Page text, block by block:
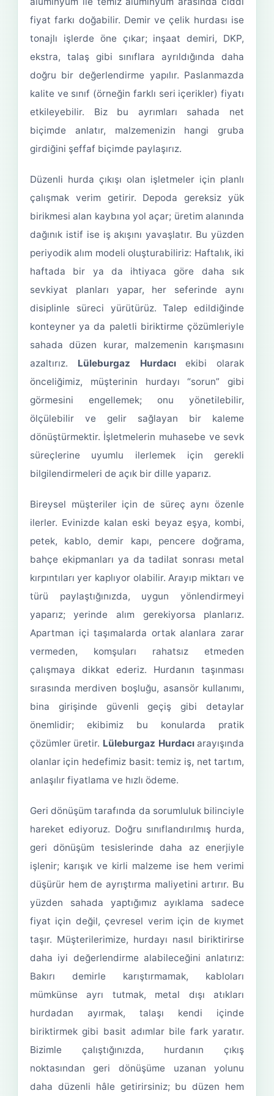
fiyat farkı doğabilir. Demir ve çelik hurdası ise
tonajlı işlerde öne çıkar; inşaat demiri, DKP,
ekstra, talaş gibi sınıflara ayrıldığında daha
doğru bir değerlendirme yapılır. Paslanmazda
kalite ve sınıf (örneğin farklı seri içerikler) fiyatı
etkileyebilir. Biz bu ayrımları sahada net
biçimde anlatır, malzemenizin hangi gruba
girdiğini şeffaf biçimde paylaşırız.
Düzenli hurda çıkışı olan işletmeler için planlı
çalışmak verim getirir. Depoda gereksiz yük
birikmesi alan kaybına yol açar; üretim alanında
dağınık istif ise iş akışını yavaşlatır. Bu yüzden
periyodik alım modeli oluşturabiliriz: Haftalık, iki
haftada bir ya da ihtiyaca göre daha sık
sevkiyat planları yapar, her seferinde aynı
disiplinle süreci yürütürüz. Talep edildiğinde
konteyner ya da paletli biriktirme çözümleriyle
sahada düzen kurar, malzemenin karışmasını
azaltırız. Lüleburgaz Hurdacıekibi olarak
önceliğimiz, müşterinin hurdayı “sorun” gibi
görmesini engellemek; onu yönetilebilir,
ölçülebilir ve gelir sağlayan bir kaleme
dönüştürmektir. İşletmelerin muhasebe ve sevk
süreçlerine uyumlu ilerlemek için gerekli
bilgilendirmeleri de açık bir dille yaparız.
Bireysel müşteriler için de süreç aynı özenle
ilerler. Evinizde kalan eski beyaz eşya, kombi,
petek, kablo, demir kapı, pencere doğrama,
bahçe ekipmanları ya da tadilat sonrası metal
kırpıntıları yer kaplıyor olabilir. Arayıp miktarı ve
türü paylaştığınızda, uygun yönlendirmeyi
yaparız; yerinde alım gerekiyorsa planlarız.
Apartman içi taşımalarda ortak alanlara zarar
vermeden, komşuları rahatsız etmeden
çalışmaya dikkat ederiz. Hurdanın taşınması
sırasında merdiven boşluğu, asansör kullanımı,
bina girişinde güvenli geçiş gibi detaylar
önemlidir; ekibimiz bu konularda pratik
çözümler üretir. Lüleburgaz Hurdacıarayışında
olanlar için hedefimiz basit: temiz iş, net tartım,
anlaşılır fiyatlama ve hızlı ödeme.
Geri dönüşüm tarafında da sorumluluk bilinciyle
hareket ediyoruz. Doğru sınıflandırılmış hurda,
geri dönüşüm tesislerinde daha az enerjiyle
işlenir; karışık ve kirli malzeme ise hem verimi
düşürür hem de ayrıştırma maliyetini artırır. Bu
yüzden sahada yaptığımız ayıklama sadece
fiyat için değil, çevresel verim için de kıymet
taşır. Müşterilerimize, hurdayı nasıl biriktirirse
daha iyi değerlendirme alabileceğini anlatırız:
Bakırı demirle karıştırmamak, kabloları
mümkünse ayrı tutmak, metal dışı atıkları
hurdadan ayırmak, talaşı kendi içinde
biriktirmek gibi basit adımlar bile fark yaratır.
Bizimle çalıştığınızda, hurdanın çıkış
noktasından geri dönüşüme uzanan yolunu
daha düzenli hâle getirirsiniz; bu düzen hem